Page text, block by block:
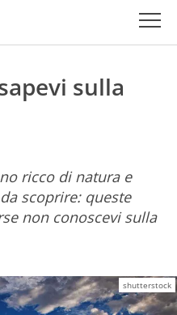
sulla
ricco di natura e
scoprire: queste
non conoscevi sulla
shutterstock